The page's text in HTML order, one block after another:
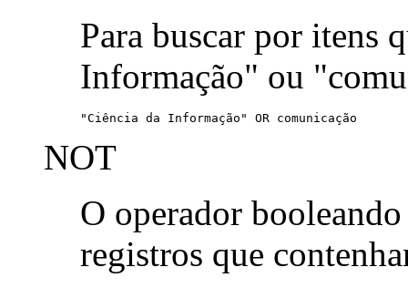
Para buscar por itens
Informação" ou
"Ciência da Informação" OR comunicação
NOT
O operador
registros que